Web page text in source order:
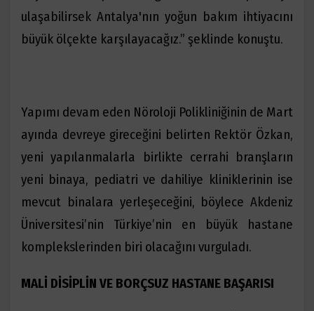
ulaşabilirsek Antalya'nın yoğun bakım ihtiyacını
büyük ölçekte karşılayacağız.” şeklinde konuştu.
Yapımı devam eden Nöroloji Polikliniğinin de Mart
ayında devreye gireceğini belirten Rektör Özkan,
yeni yapılanmalarla birlikte cerrahi branşların
yeni binaya, pediatri ve dahiliye kliniklerinin ise
mevcut binalara yerleşeceğini, böylece Akdeniz
Üniversitesi’nin Türkiye’nin en büyük hastane
komplekslerinden biri olacağını vurguladı.
MALİ DİSİPLİN VE BORÇSUZ HASTANE BAŞARISI